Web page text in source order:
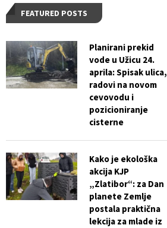
FEATURED POSTS
Planirani prekid
vode u Užicu 24.
aprila: Spisak ulica,
radovi na novom
cevovodu i
pozicioniranje
cisterne
Kako je ekološka
akcija KJP
„Zlatibor“: za Dan
planete Zemlje
postala praktična
lekcija za mlade iz